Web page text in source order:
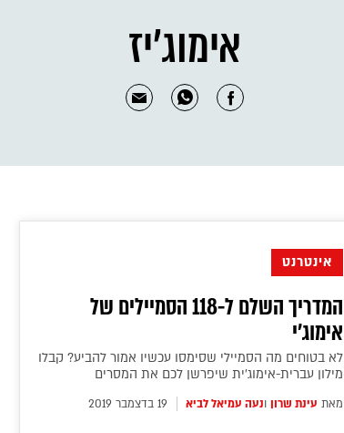
אימוג'יז
אינטרנט
המדריך השלם ל-118 הסמיילים של
אימוג'י
לא בטוחים מה הסמיילי שסימסו עכשיו אמור להביע? קבלו
מילון עברית-אימוג'ית שיפרשן לכם את המסרים
מאת עינת שרון ונעה עמיאל לביא 19 בדצמבר 2019